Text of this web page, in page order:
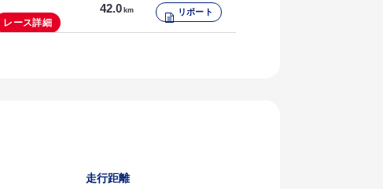
44.6 km リポート
116.2km
レース詳細
42.0 km リポート
走行距離